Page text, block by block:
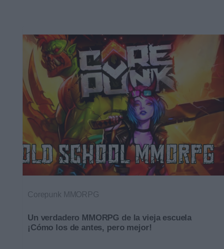
Corepunk MMORPG
Un verdadero MMORPG de la vieja escuela
¡Cómo los de antes, pero mejor!